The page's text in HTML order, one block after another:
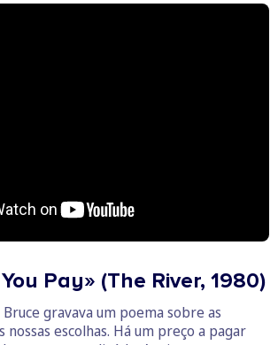
Pay» (The River, 1980)
gravava um poema sobre as
nossas escolhas. Há um preço a pagar